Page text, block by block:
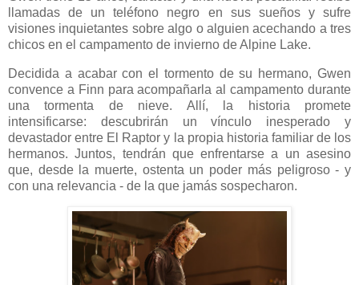
llamadas de un teléfono negro en sus sueños y sufre
visiones inquietantes sobre algo o alguien acechando a tres
chicos en el campamento de invierno de Alpine Lake.
Decidida a acabar con el tormento de su hermano, Gwen
convence a Finn para acompañarla al campamento durante
una tormenta de nieve. Allí, la historia promete
intensificarse: descubrirán un vínculo inesperado y
devastador entre El Raptor y la propia historia familiar de los
hermanos. Juntos, tendrán que enfrentarse a un asesino
que, desde la muerte, ostenta un poder más peligroso - y
con una relevancia - de la que jamás sospecharon.